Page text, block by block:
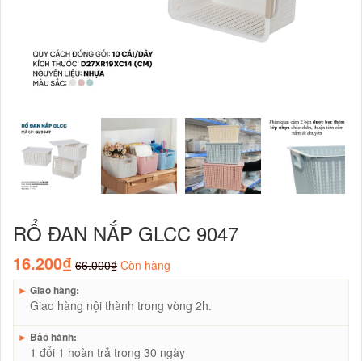
RỔ ĐAN NẮP GLCC 9047
16.200₫ 66.000₫ Còn hàng
► Giao hàng:
Giao hàng nội thành trong vòng 2h.
► Bảo hành:
1 đổi 1 hoàn trả trong 30 ngày